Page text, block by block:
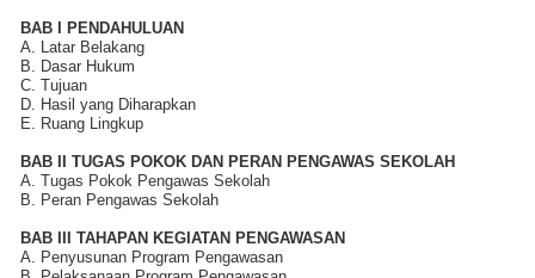
BAB I PENDAHULUAN
A. Latar Belakang
B. Dasar Hukum
C. Tujuan
D. Hasil yang Diharapkan
E. Ruang Lingkup
BAB II TUGAS POKOK DAN PERAN PENGAWAS SEKOLAH
A. Tugas Pokok Pengawas Sekolah
B. Peran Pengawas Sekolah
BAB III TAHAPAN KEGIATAN PENGAWASAN
A. Penyusunan Program Pengawasan